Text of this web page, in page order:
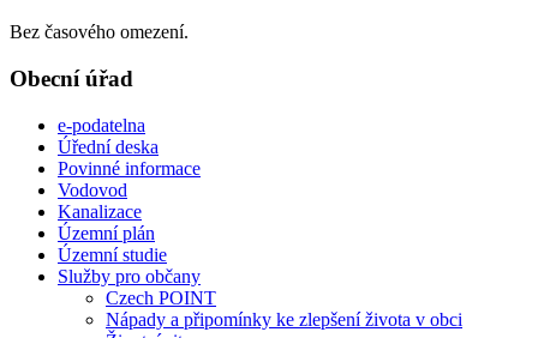
Bez časového omezení.
Obecní úřad
e-podatelna
Úřední deska
Povinné informace
Vodovod
Kanalizace
Územní plán
Územní studie
Služby pro občany
Czech POINT
Nápady a připomínky ke zlepšení života v obci